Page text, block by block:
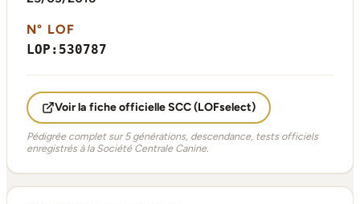
N° LOF
LOP:530787
Voir la fiche officielle SCC (LOFselect)
Pédigrée complet sur 5 générations, descendance, tests officiels
enregistrés à la Société Centrale Canine.